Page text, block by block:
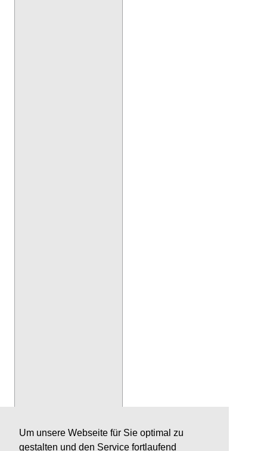
Um unsere Webseite für Sie optimal zu
gestalten und den Service fortlaufend